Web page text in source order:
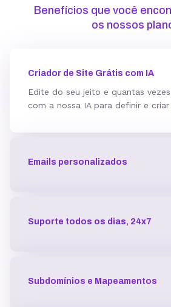
Mod_deflate
Proteção contra DDoS
Benefícios que você
os nossos
Criador de Site Grátis com IA
Edite do seu jeito e quantas
com a nossa IA para definir e
Emails personalizados
Suporte todos os dias, 24x7
Subdomínios e Mapeamentos